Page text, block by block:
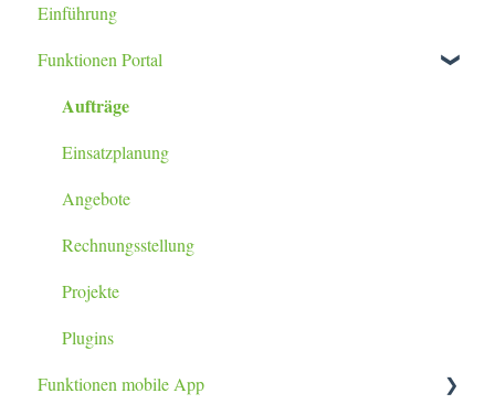
Einführung
Funktionen Portal
Aufträge
Einsatzplanung
Angebote
Rechnungsstellung
Projekte
Plugins
Funktionen mobile App